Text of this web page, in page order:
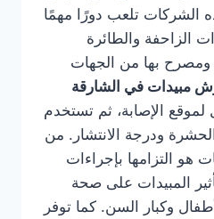
الشركات تلعب دورًا مهمًا
الزاحفة والطائرة
ومصرح بها من الجهات
مبيدات في الشارقة
لموقع الإصابة، ثم تستخدم
ودرجة الانتشار. من
هو التزامها بإجراءات
المبيدات على صحة
وكبار السن. كما توفر